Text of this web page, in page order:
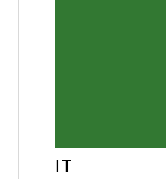
IT